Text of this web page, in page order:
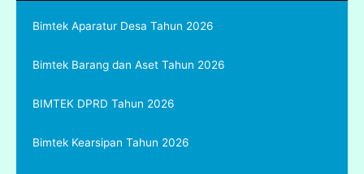
Bimtek Aparatur Desa Tahun 2026
Bimtek Barang dan Aset Tahun 2026
BIMTEK DPRD Tahun 2026
Bimtek Kearsipan Tahun 2026